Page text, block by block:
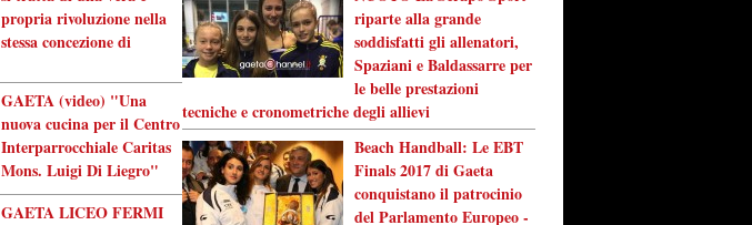
propria rivoluzione nella
stessa concezione di
GAETA (video) "Una
nuova cucina per il Centro
Interparrocchiale Caritas
Mons. Luigi Di Liegro"
GAETA LICEO FERMI
riparte alla grande
soddisfatti gli allenatori,
Spaziani e Baldassarre per
le belle prestazioni
tecniche e cronometriche degli allievi
Beach Handball: Le EBT
Finals 2017 di Gaeta
conquistano il patrocinio
del Parlamento Europeo -